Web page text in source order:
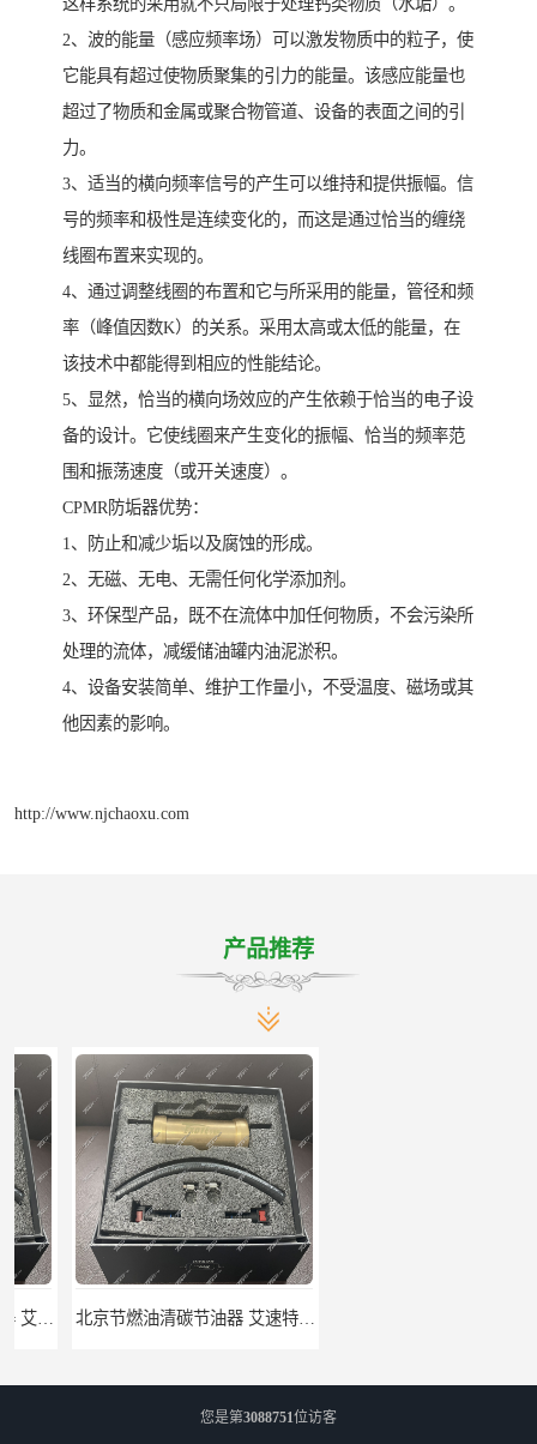
这样系统的采用就不只局限于处理钙类物质（水垢）。
2、波的能量（感应频率场）可以激发物质中的粒子，使
它能具有超过使物质聚集的引力的能量。该感应能量也
超过了物质和金属或聚合物管道、设备的表面之间的引
力。
3、适当的横向频率信号的产生可以维持和提供振幅。信
号的频率和极性是连续变化的，而这是通过恰当的缠绕
线圈布置来实现的。
4、通过调整线圈的布置和它与所采用的能量，管径和频
率（峰值因数K）的关系。采用太高或太低的能量，在
该技术中都能得到相应的性能结论。
5、显然，恰当的横向场效应的产生依赖于恰当的电子设
备的设计。它使线圈来产生变化的振幅、恰当的频率范
围和振荡速度（或开关速度）。
CPMR防垢器优势：
1、防止和减少垢以及腐蚀的形成。
2、无磁、无电、无需任何化学添加剂。
3、环保型产品，既不在流体中加任何物质，不会污染所
处理的流体，减缓储油罐内油泥淤积。
4、设备安装简单、维护工作量小，不受温度、磁场或其
他因素的影响。
http://www.njchaoxu.com
产品推荐
北京节燃油清碳节油器 艾速特EXOTE清碳节油器 减少燃料消耗
您是第3088751位访客